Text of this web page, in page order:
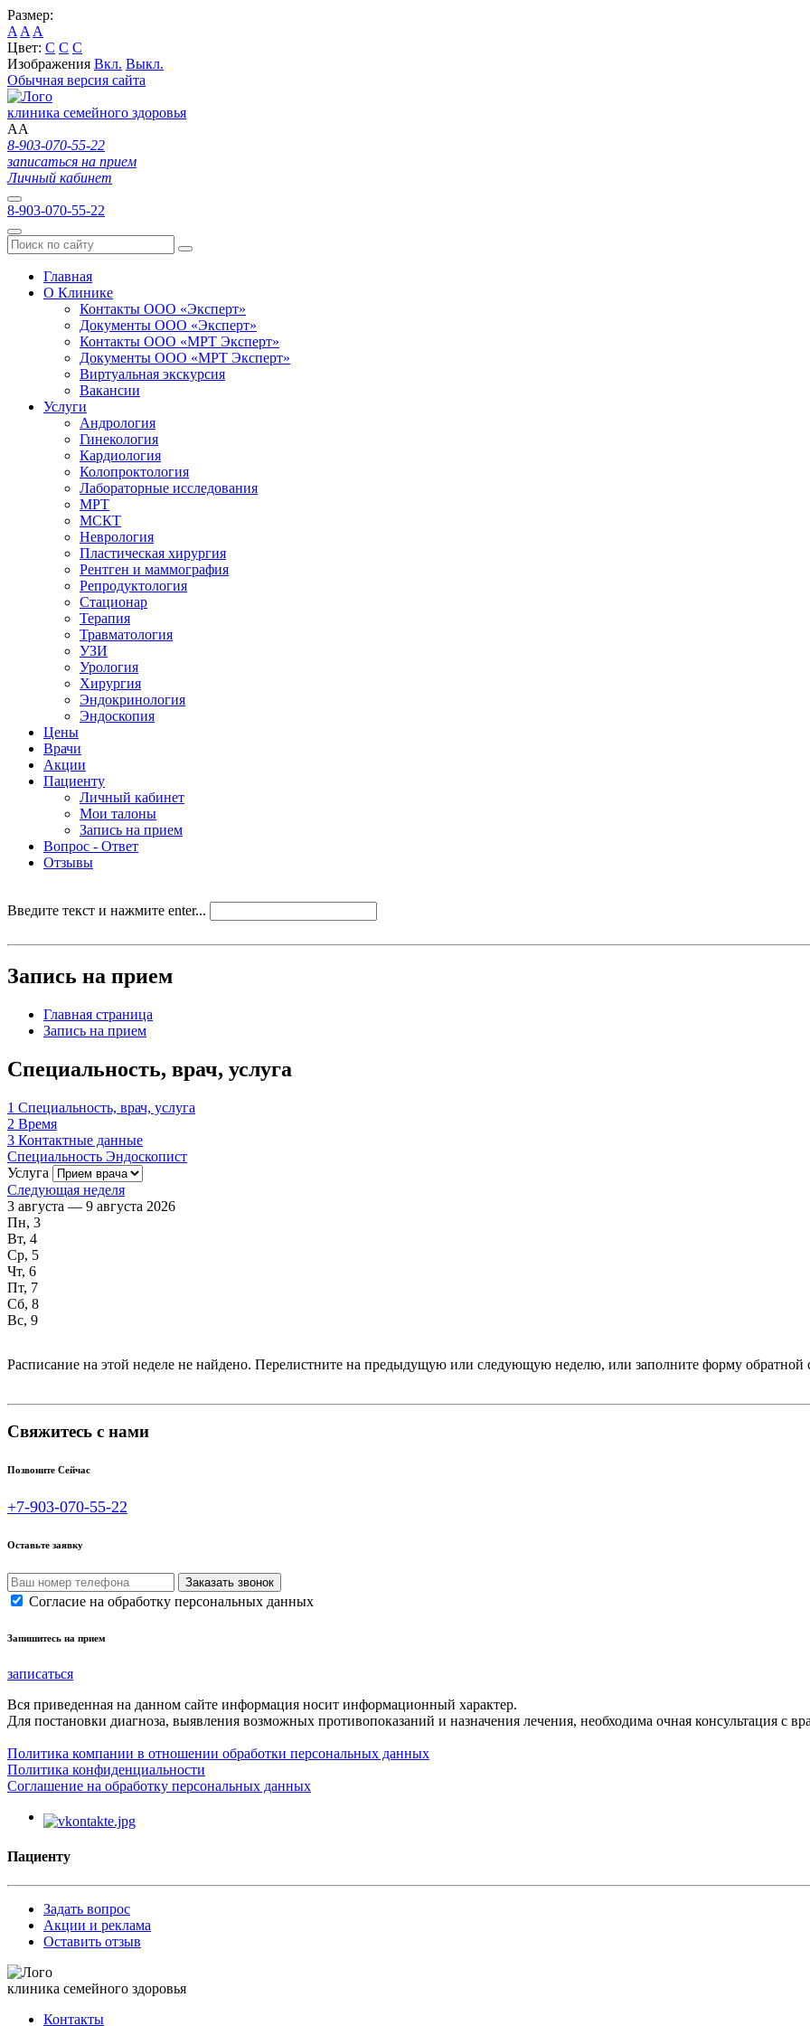
Размер:
A A A
Цвет: C C C
Изображения Вкл. Выкл.
Обычная версия сайта
клиника семейного здоровья
AA
8-903-070-55-22
записаться на прием
Личный кабинет
8-903-070-55-22
Главная
О Клинике
Контакты ООО «Эксперт»
Документы ООО «Эксперт»
Контакты ООО «МРТ Эксперт»
Документы ООО «МРТ Эксперт»
Виртуальная экскурсия
Вакансии
Услуги
Андрология
Гинекология
Кардиология
Колопроктология
Лабораторные исследования
МРТ
МСКТ
Неврология
Пластическая хирургия
Рентген и маммография
Репродуктология
Стационар
Терапия
Травматология
УЗИ
Урология
Хирургия
Эндокринология
Эндоскопия
Цены
Врачи
Акции
Пациенту
Личный кабинет
Мои талоны
Запись на прием
Вопрос - Ответ
Отзывы
Введите текст и нажмите enter...
Запись на прием
Главная страница
Запись на прием
Специальность, врач, услуга
1 Специальность, врач, услуга
2 Время
3 Контактные данные
Специальность Эндоскопист
Услуга
Следующая неделя
3 августа — 9 августа 2026
Пн, 3
Вт, 4
Ср, 5
Чт, 6
Пт, 7
Сб, 8
Вс, 9
Расписание на этой неделе не найдено. Перелистните на предыдущую или следующую неделю, или заполните форму обратной
Свяжитесь с нами
Позвоните Сейчас
+7-903-070-55-22
Оставьте заявку
Согласие на обработку персональных данных
Запишитесь на прием
записаться
Вся приведенная на данном сайте информация носит информационный характер.
Для постановки диагноза, выявления возможных противопоказаний и назначения лечения, необходима очная консультация с
Политика компании в отношении обработки персональных данных
Политика конфиденциальности
Соглашение на обработку персональных данных
Пациенту
Задать вопрос
Акции и реклама
Оставить отзыв
клиника семейного здоровья
Контакты